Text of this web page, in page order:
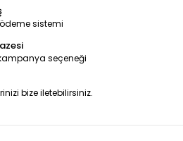
sistemi
seçeneği
bize iletebilirsiniz.